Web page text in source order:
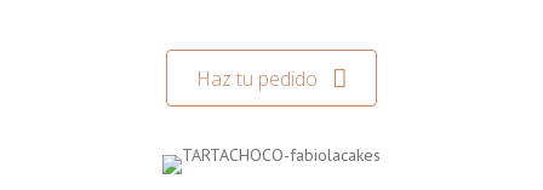
Haz tu pedido